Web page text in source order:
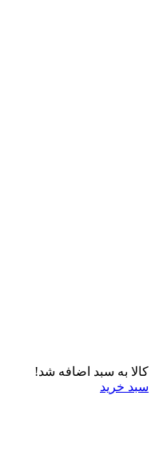
کالا به سبد اضافه شد!
سبد خرید